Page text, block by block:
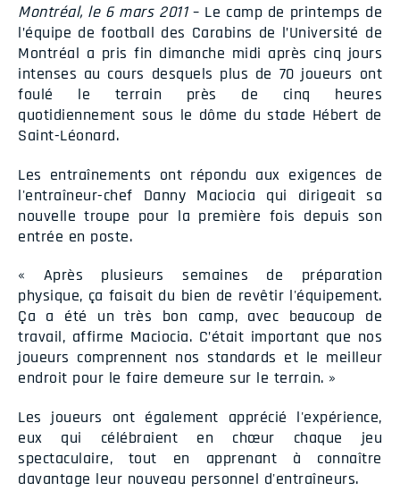
Montréal, le 6 mars 2011– Le camp de printemps de
l’équipe de football des Carabins de l’Université de
Montréal a pris fin dimanche midi après cinq jours
intenses au cours desquels plus de 70 joueurs ont
foulé le terrain près de cinq heures
quotidiennement sous le dôme du stade Hébert de
Saint-Léonard.
Les entraînements ont répondu aux exigences de
l'entraîneur-chef Danny Maciocia qui dirigeait sa
nouvelle troupe pour la première fois depuis son
entrée en poste.
« Après plusieurs semaines de préparation
physique, ça faisait du bien de revêtir l'équipement.
Ça a été un très bon camp, avec beaucoup de
travail, affirme Maciocia. C’était important que nos
joueurs comprennent nos standards et le meilleur
endroit pour le faire demeure sur le terrain. »
Les joueurs ont également apprécié l'expérience,
eux qui célébraient en chœur chaque jeu
spectaculaire, tout en apprenant à connaître
davantage leur nouveau personnel d'entraîneurs.